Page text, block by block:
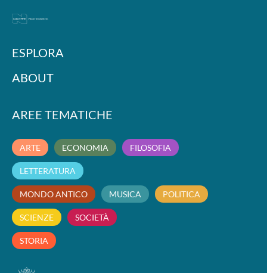
ESPLORA
ABOUT
AREE TEMATICHE
ARTE ECONOMIA FILOSOFIA
LETTERATURA
MONDO ANTICO MUSICA POLITICA
SCIENZE SOCIETÀ
STORIA